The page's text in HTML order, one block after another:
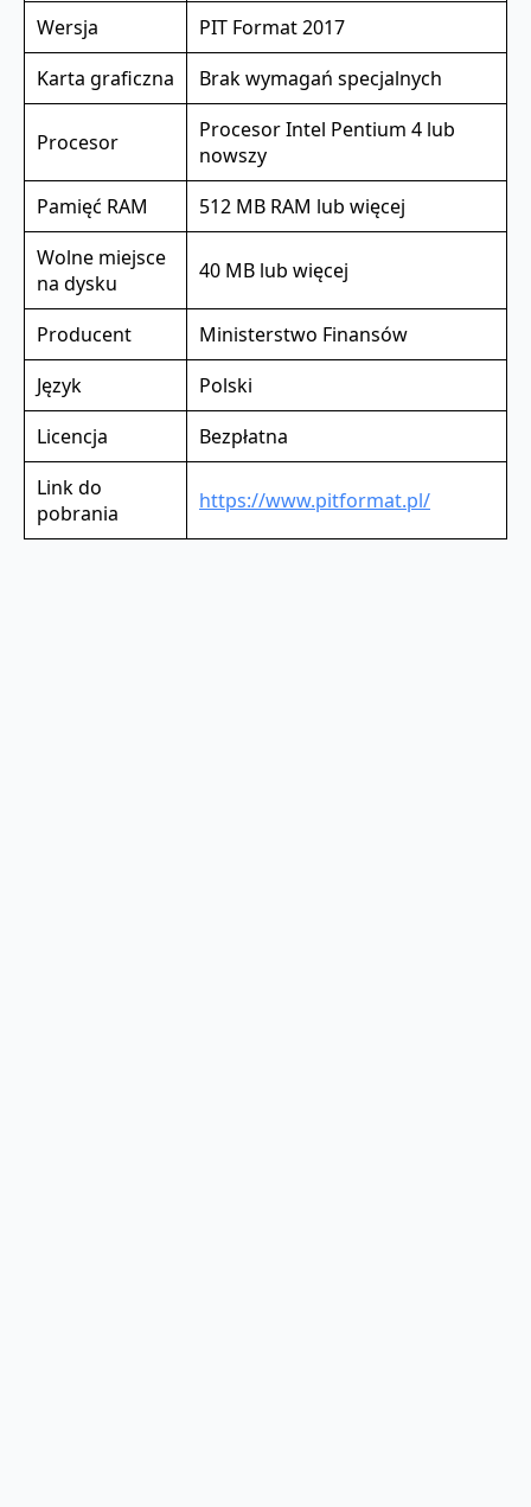
Wersja
PIT Format 2017
Karta graficzna
Brak wymagań specjalnych
Procesor
Procesor Intel Pentium 4 lub
nowszy
Pamięć RAM
512 MB RAM lub więcej
Wolne miejsce
na dysku
40 MB lub więcej
Producent
Ministerstwo Finansów
Język
Polski
Licencja
Bezpłatna
Link do
pobrania
https://www.pitformat.pl/